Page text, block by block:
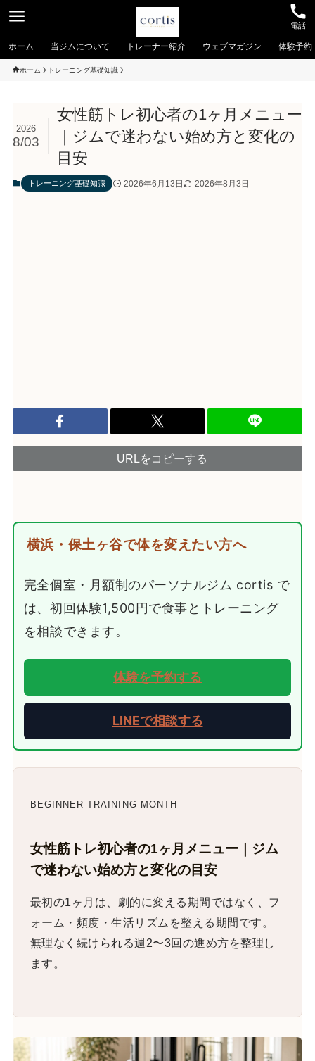
電話
ホーム 当ジムについて トレーナー紹介 ウェブマガジン 体験予約
ホーム トレーニング基礎知識
女性筋トレ初心者の1ヶ月メニュー
｜ジムで迷わない始め方と変化の
目安
2026
8/03
トレーニング基礎知識 2026年6月13日 2026年8月3日
URLをコピーする
横浜・保土ヶ谷で体を変えたい方へ
完全個室・月額制のパーソナルジム cortis で
は、初回体験1,500円で食事とトレーニング
を相談できます。
体験を予約する
LINEで相談する
BEGINNER TRAINING MONTH
女性筋トレ初心者の1ヶ月メニュー｜ジム
で迷わない始め方と変化の目安
最初の1ヶ月は、劇的に変える期間ではなく、フ
ォーム・頻度・生活リズムを整える期間です。
無理なく続けられる週2〜3回の進め方を整理し
ます。